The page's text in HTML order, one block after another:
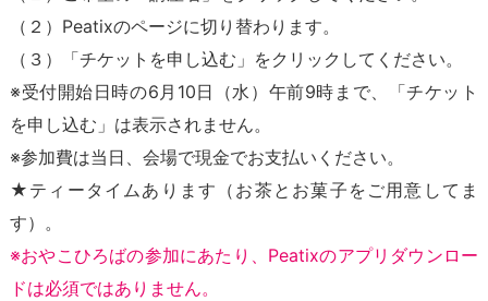
（２）Peatixのページに切り替わります。
（３）「チケットを申し込む」をクリックしてください。
※受付開始日時の6月10日（水）午前9時まで、「チケット
を申し込む」は表示されません。
※参加費は当日、会場で現金でお支払いください。
★ティータイムあります（お茶とお菓子をご用意してま
す）。
※おやこひろばの参加にあたり、Peatixのアプリダウンロー
ドは必須ではありません。